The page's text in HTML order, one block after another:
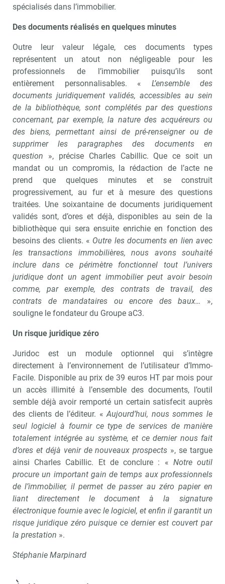
spécialisés dans l’immobilier.
Des documents réalisés en quelques minutes
Outre leur valeur légale, ces documents types
représentent un atout non négligeable pour les
professionnels de l’immobilier puisqu’ils sont
entièrement personnalisables. « L’ensemble des
documents juridiquement validés, accessibles au sein
de la bibliothèque, sont complétés par des questions
concernant, par exemple, la nature des acquéreurs ou
des biens, permettant ainsi de pré-renseigner ou de
supprimer les paragraphes des documents en
question », précise Charles Cabillic. Que ce soit un
mandat ou un compromis, la rédaction de l’acte ne
prend que quelques minutes et se construit
progressivement, au fur et à mesure des questions
traitées. Une soixantaine de documents juridiquement
validés sont, d’ores et déjà, disponibles au sein de la
bibliothèque qui sera ensuite enrichie en fonction des
besoins des clients. « Outre les documents en lien avec
les transactions immobilières, nous avons souhaité
inclure dans ce périmètre fonctionnel tout l’univers
juridique dont un agent immobilier peut avoir besoin
comme, par exemple, des contrats de travail, des
contrats de mandataires ou encore des baux… »,
souligne le fondateur du Groupe aC3.
Un risque juridique zéro
Juridoc est un module optionnel qui s’intègre
directement à l’environnement de l’utilisateur d’Immo-
Facile. Disponible au prix de 39 euros HT par mois pour
un accès illimité à l’ensemble des documents, l’outil
semble déjà avoir remporté un certain satisfecit auprès
des clients de l’éditeur. «Aujourd’hui, nous sommes le
seul logiciel à fournir ce type de services de manière
totalement intégrée au système, et ce dernier nous fait
d’ores et déjà venir de nouveaux prospects », se targue
ainsi Charles Cabillic. Et de conclure : « Notre outil
procure un important gain de temps aux professionnels
de l’immobilier, il permet de passer au zéro papier en
liant directement le document à la signature
électronique fournie avec le logiciel, et enfin il garantit un
risque juridique zéro puisque ce dernier est couvert par
la prestation ».
Stéphanie Marpinard
Recevoir Immo Matin